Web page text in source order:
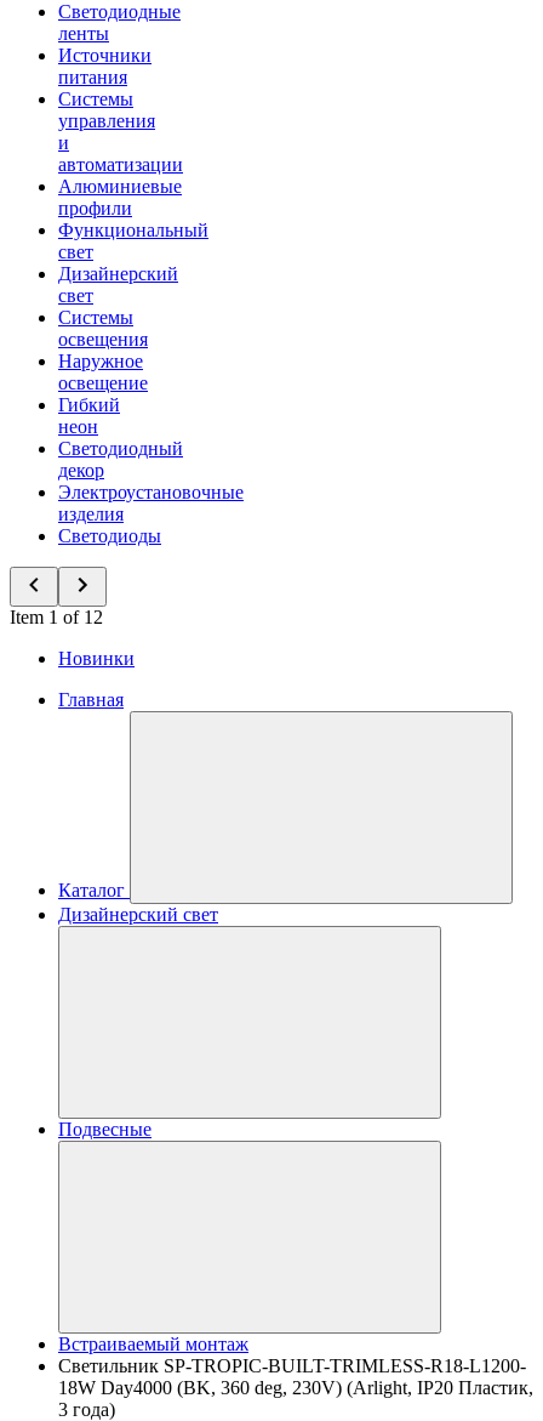
Светодиодные
ленты
Источники
питания
Системы
управления
и
автоматизации
Алюминиевые
профили
Функциональный
свет
Дизайнерский
свет
Системы
освещения
Наружное
освещение
Гибкий
неон
Светодиодный
декор
Электроустановочные
изделия
Светодиоды
Item 1 of 12
Новинки
Главная
Каталог
Дизайнерский свет
Подвесные
Встраиваемый монтаж
Светильник SP-TROPIC-BUILT-TRIMLESS-R18-L1200-
18W Day4000 (BK, 360 deg, 230V) (Arlight, IP20 Пластик,
3 года)